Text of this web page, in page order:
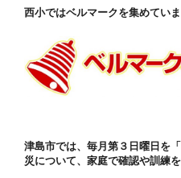
西小ではベルマークを集めていま
津島市では、毎月第３日曜日を
災について、家庭で確認や訓練